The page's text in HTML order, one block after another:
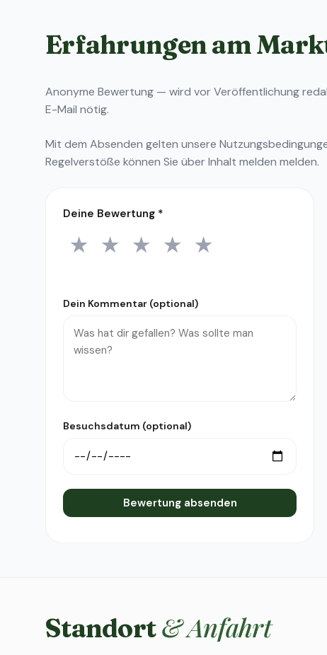
Erfahrungen am
Anonyme Bewertung — wird vor Veröffentlichung
E-Mail nötig.
Mit dem Absenden gelten unsere
Regelverstöße können Sie überInhalt melden melden.
Deine Bewertung *
1 Stern
★ 2 Sterne
★ 3 Sterne
★ 4 Sterne
★ 5 Sterne
★
Dein Kommentar (optional)
Besuchsdatum (optional)
Bewertung absenden
Standort& Anfahrt